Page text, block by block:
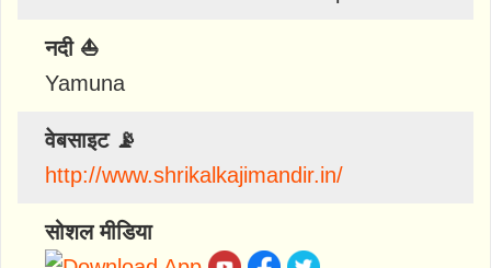
नदी ⛵
Yamuna
वेबसाइट 📡
http://www.shrikalkajimandir.in/
सोशल मीडिया